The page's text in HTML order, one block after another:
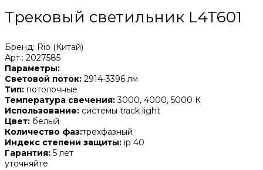
Трековый светильник L4T601
Бренд: Rio (Китай)
Арт.: 2027585
Параметры:
Световой поток: 2914-3396 лм
Тип: потолочные
Температура свечения:3000, 4000, 5000 К
Использование: системы track light
Цвет: белый
Количество фаз:трехфазный
Индекс степени защиты: ip 40
Гарантия: 5 лет
уточняйте